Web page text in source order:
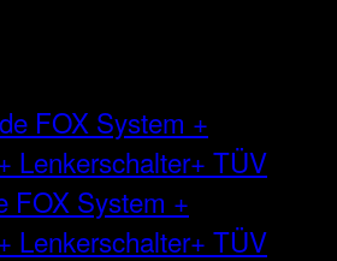
FOX System +
Lenkerschalter+ TÜV